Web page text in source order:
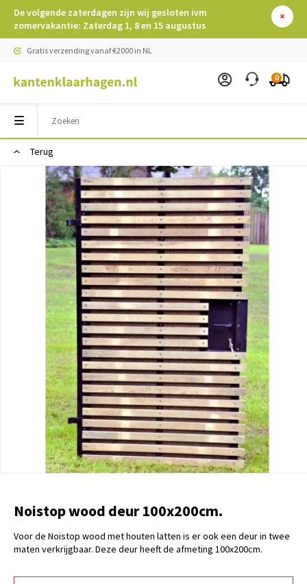
De volgende zaterdagen zijn wij gesloten ivm
zomervakantie: Zaterdag 1, 8 en 15 augustus
Gratis verzending vanaf €2000 in NL
0
Terug
Noistop wood deur 100x200cm.
Voor de Noistop wood met houten latten is er ook een deur in twee
maten verkrijgbaar. Deze deur heeft de afmeting 100x200cm.